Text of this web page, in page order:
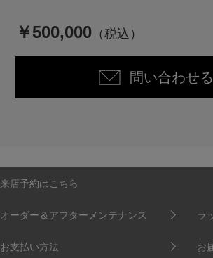
￥500,000
問い合わせる
来店予約はこちら
オーダー＆アフターメンテナンス ラ
お支払い方法 お